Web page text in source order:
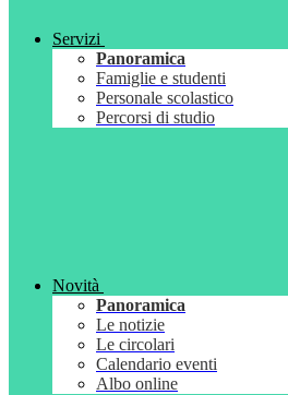
Servizi
Panoramica
Famiglie e studenti
Personale scolastico
Percorsi di studio
Novità
Panoramica
Le notizie
Le circolari
Calendario eventi
Albo online